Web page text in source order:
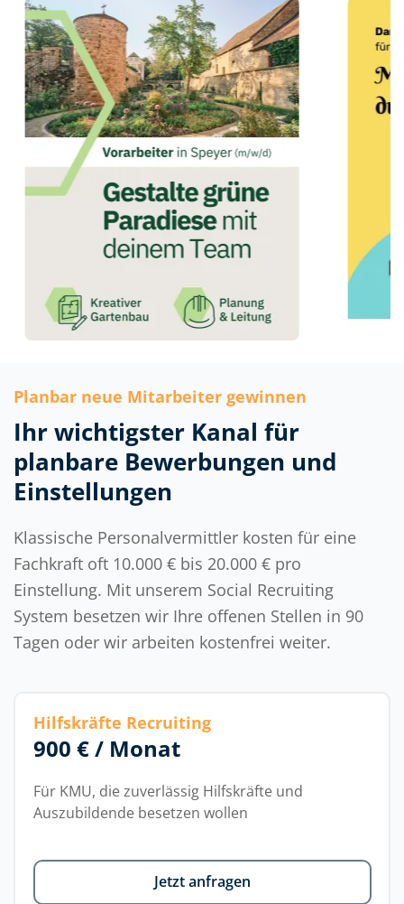
Planbar neue Mitarbeiter gewinnen
Ihr wichtigster Kanal für
planbare Bewerbungen und
Einstellungen
Klassische Personalvermittler kosten für eine
Fachkraft oft 10.000 € bis 20.000 € pro
Einstellung. Mit unserem Social Recruiting
System besetzen wir Ihre offenen Stellen in 90
Tagen oder wir arbeiten kostenfrei weiter.
Hilfskräfte Recruiting
900 € / Monat
Für KMU, die zuverlässig Hilfskräfte und
Auszubildende besetzen wollen
Jetzt anfragen